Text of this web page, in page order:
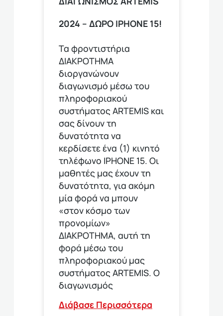
2024 – ΔΩΡΟ IPHONE 15!
Τα φροντιστήρια
ΔΙΑΚΡΟΤΗΜΑ
διοργανώνουν
διαγωνισμό μέσω του
πληροφοριακού
συστήματος ARTEMIS και
σας δίνουν τη
δυνατότητα να
κερδίσετε ένα (1) κινητό
τηλέφωνο ΙΡΗΟΝΕ 15. Οι
μαθητές μας έχουν τη
δυνατότητα, για ακόμη
μία φορά να μπουν
«στον κόσμο των
προνομίων»
ΔΙΑΚΡΟΤΗΜΑ, αυτή τη
φορά μέσω του
πληροφοριακού μας
συστήματος ARTEMIS. Ο
διαγωνισμός
Διάβασε Περισσότερα